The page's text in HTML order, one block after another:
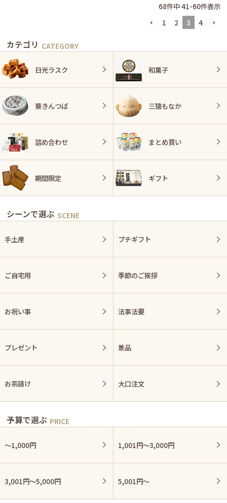
カテゴリ
日光ラスク 和菓子
葵きんつば 三猿もなか
詰め合わせ まとめ買い
期間限定 ギフト
シーンで選ぶ
手土産 プチギフト
ご自宅用 季節のご挨拶
お祝い事 法事法要
プレゼント 景品
お茶請け 大口注文
予算で選ぶ
〜1,000円 1,001円〜3,000円
3,001円〜5,000円 5,001円〜
68件中41-60件表示
1
2 3 4